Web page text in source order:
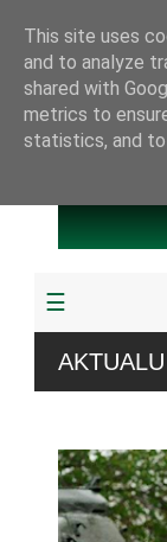
AKTUALU
referendumu
This site uses
and to analyze
shared with
metrics to
statistics, and